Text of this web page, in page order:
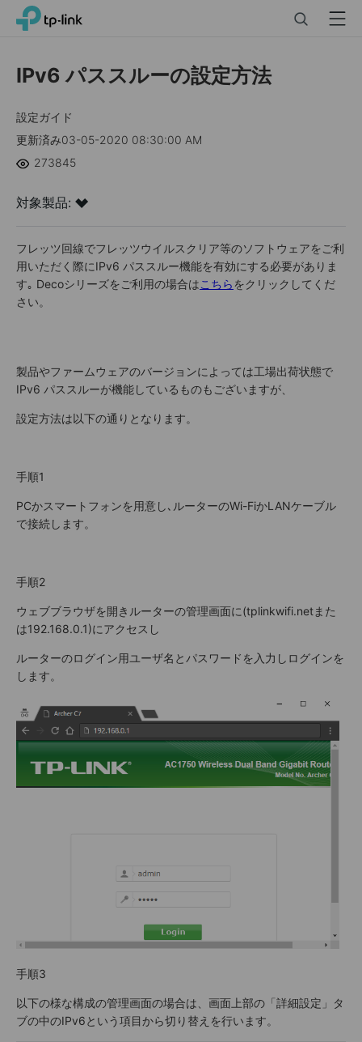
Click
navigation
TP-Link, Reliably Smart Menu
IPv6 パススルーの設定方法
設定ガイド
更新済み03-05-2020 08:30:00 AM
273845
対象製品:
フレッツ回線でフレッツウイルスクリア等のソフトウェアをご利
用いただく際にIPv6 パススルー機能を有効にする必要がありま
す｡ Decoシリーズをご利用の場合はこちら をクリックしてくだ
さい。
製品やファームウェアのバージョンによっては工場出荷状態で
IPv6 パススルーが機能しているものもございますが、
設定方法は以下の通りとなります。
手順1
PCかスマートフォンを用意し､ルーターのWi-FiかLANケーブル
で接続します。
手順2
ウェブブラウザを開きルーターの管理画面に(tplinkwifi.netまた
は192.168.0.1)にアクセスし
ルーターのログイン用ユーザ名とパスワードを入力しログインを
します。
手順3
以下の様な構成の管理画面の場合は、画面上部の「詳細設定」タ
ブの中のIPv6という項目から切り替えを行います。